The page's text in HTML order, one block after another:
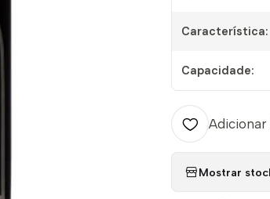
Característica:
Capacidade:
Mostrar